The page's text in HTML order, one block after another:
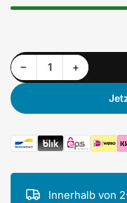
−Menge reduzieren für Passend für Zündapp 3 x Gummistopfen Scheinwerfer schwarz dicht
Anzahl +Menge erhöhen für Passend für Zündapp 3 x Gummistopfen Scheinwerfer schwarz dicht
Zahlungsmethoden
Innerhalb von